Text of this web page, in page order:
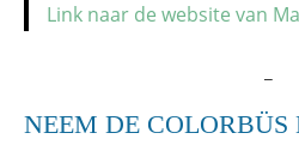
Link naar de website van
NEEM DE